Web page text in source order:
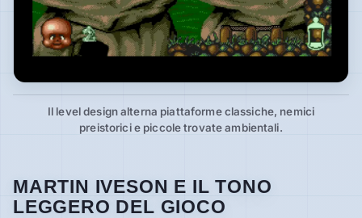
Il level design alterna piattaforme classiche, nemici
preistorici e piccole trovate ambientali.
MARTIN IVESON E IL TONO
LEGGERO DEL GIOCO